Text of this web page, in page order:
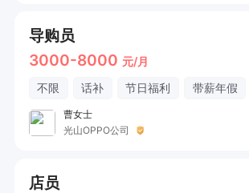
导购员
3000-8000 元/月
不限 话补 节日福利 带薪年假
曹女士
光山OPPO公司
店员